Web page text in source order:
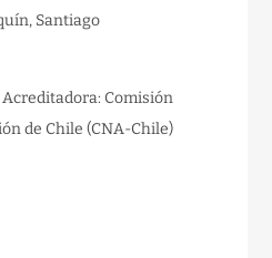
Santiago
Comisión
de Chile (CNA-Chile)